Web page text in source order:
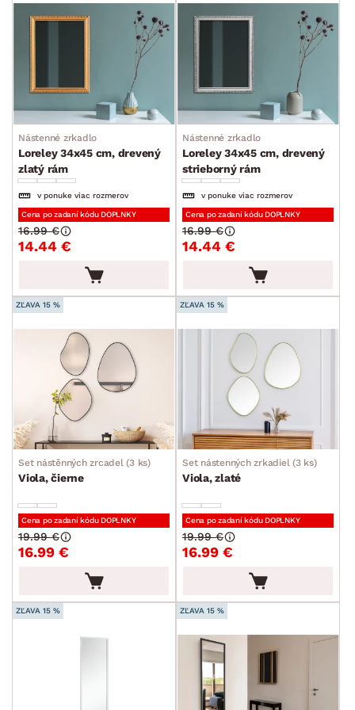
ŠTÝL
MIESTNOSŤ
SKLADOVOSŤ
Nástenné zrkadlo
Loreley 34x45 cm, drevený
zlatý rám
v ponuke viac rozmerov
Cena po zadaní kódu DOPLNKY
14.44 €
16.99 €
Nástenné zrkadlo
Loreley 34x45 cm, drevený
strieborný rám
v ponuke viac rozmerov
Cena po zadaní kódu DOPLNKY
14.44 €
16.99 €
ZĽAVA 15 %
Set nástěnných zrcadel (3 ks)
Viola, čierne
Cena po zadaní kódu DOPLNKY
16.99 €
19.99 €
ZĽAVA 15 %
Set nástenných zrkadiel (3 ks)
Viola, zlaté
Cena po zadaní kódu DOPLNKY
16.99 €
19.99 €
ZĽAVA 15 % ZĽAVA 15 %